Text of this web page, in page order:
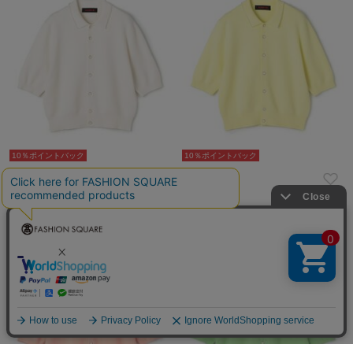
10％ポイントバック
CABaN
¥39,600
10％ポイントバック
CABaN